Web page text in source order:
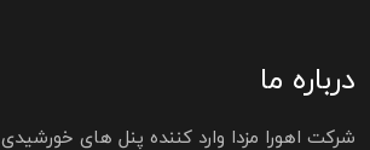
درباره ما
شرکت اهورا مزدا وارد کننده پنل های خورشیدی